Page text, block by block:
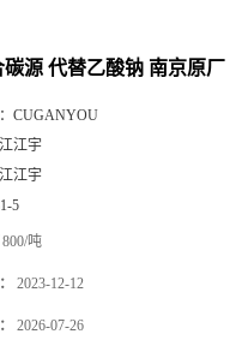
源 代替乙酸钠 南京原厂
CUGANYOU
江宇
江宇
5
800/吨
2023-12-12
2026-07-26